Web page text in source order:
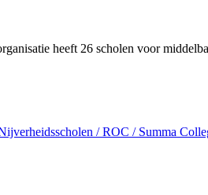
heeft 26 scholen voor
/ ROC / Summa